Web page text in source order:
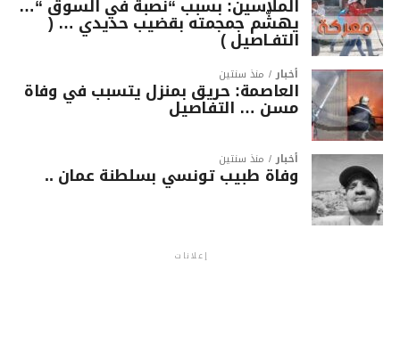
الملاسين: بسبب “نصبة في السوق “…
يهشّم جمجمته بقضيب حديدي … (
التفـاصيل )
أخبار منذ سنتين
العاصمة: حريق بمنزل يتسبب في وفاة
مسن … التفاصيل
أخبار منذ سنتين
وفاة طبيب تونسي بسلطنة عمان ..
إعلانات